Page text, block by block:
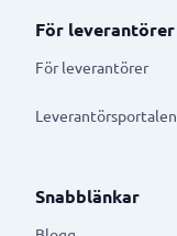
För leverantörer
För leverantörer
Leverantörsportalen
Snabblänkar